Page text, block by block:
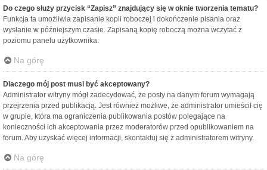
Do czego służy przycisk “Zapisz” znajdujący się w oknie tworzenia tematu?
Funkcja ta umożliwia zapisanie kopii roboczej i dokończenie pisania oraz
wysłanie w późniejszym czasie. Zapisaną kopię roboczą można wczytać z
poziomu panelu użytkownika.
Na górę
Dlaczego mój post musi być akceptowany?
Administrator witryny mógł zadecydować, że posty na danym forum wymagają
przejrzenia przed publikacją. Jest również możliwe, że administrator umieścił cię
w grupie, która ma ograniczenia publikowania postów polegające na
konieczności ich akceptowania przez moderatorów przed opublikowaniem na
forum. Aby uzyskać więcej informacji, skontaktuj się z administratorem witryny.
Na górę